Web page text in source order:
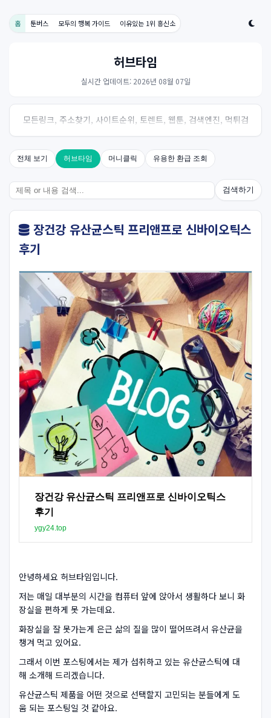
홈 툰버스 모두의 행복 가이드 이유있는 1위 흥신소
허브타임
실시간 업데이트: 2026년 08월 07일
모든링크, 주소찾기, 사이트순위, 토렌트, 웹툰, 검색엔진, 먹튀검
증, 스포츠, 드라마, 커뮤니티 링크사이트! 여기여
전체 보기 허브타임 머니클릭 유용한 환급 조회
검색하기
장건강 유산균스틱 프리앤프로 신바이오틱스
후기
장건강 유산균스틱 프리앤프로 신바이오틱스
후기
ygy24.top
안녕하세요 허브타임입니다.
저는 매일 대부분의 시간을 컴퓨터 앞에 앉아서 생활하다 보니 화
장실을 편하게 못 가는데요.
화장실을 잘 못가는게 은근 삶의 질을 많이 떨어뜨려서 유산균을
챙겨 먹고 있어요.
그래서 이번 포스팅에서는 제가 섭취하고 있는 유산균스틱에 대
해 소개해 드리겠습니다.
유산균스틱 제품을 어떤 것으로 선택할지 고민되는 분들에게 도
움 되는 포스팅일 것 같아요.